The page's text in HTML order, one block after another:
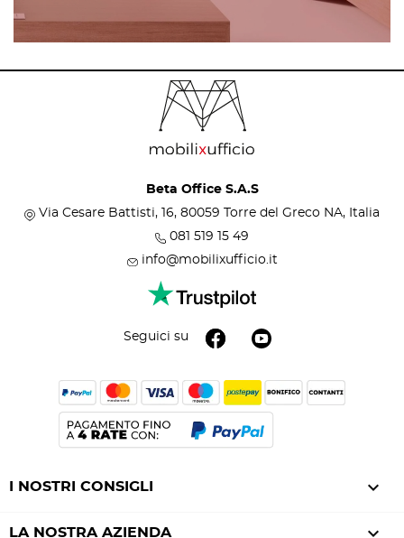
Beta Office S.A.S
Via Cesare Battisti, 16, 80059 Torre del Greco NA, Italia
081 519 15 49
info@mobilixufficio.it
Seguici su
I NOSTRI CONSIGLI 
LA NOSTRA AZIENDA